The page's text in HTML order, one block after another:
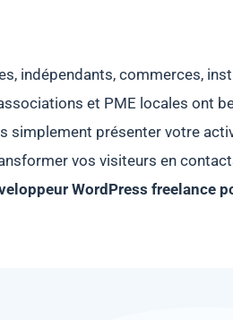
indépendants, commerces,
et PME locales ont
simplement présenter votre
vos visiteurs en
WordPress freelance